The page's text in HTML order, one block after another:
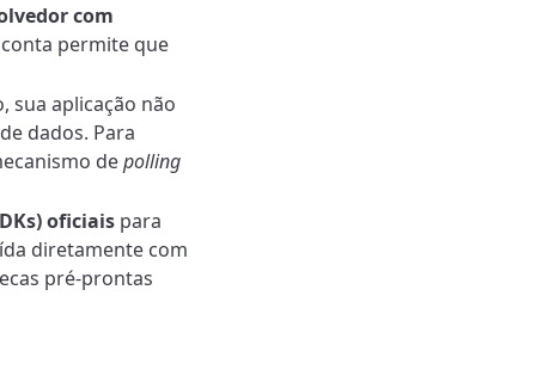
com
permite que
sua aplicação não
dados. Para
depolling
oficiaispara
diretamente com
pré-prontas